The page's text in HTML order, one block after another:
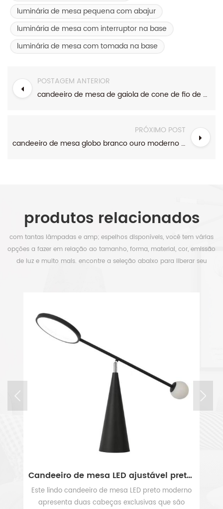
luminária de mesa pequena com abajur
luminária de mesa com interruptor na base
luminária de mesa com tomada na base
POSTAGEM ANTERIOR
candeeiro de mesa de gaiola de cone de fio de metal preto industrial com saída e USB
PRÓXIMO POST
candeeiro de mesa globo branco ouro moderno de meados do século
produtos relacionados
com tantas lâmpadas e amp; espelhos disponíveis, você tem várias
opções a fazer em relação ao tamanho, forma, material, cor, emissão
de luz e muito mais. encontre a seleção abaixo para liberar seu
Candeeiro de mesa LED ajustável preto moderno
Este lindo candeeiro de mesa LED preto moderno
apresenta duas cabeças exclusivas que são